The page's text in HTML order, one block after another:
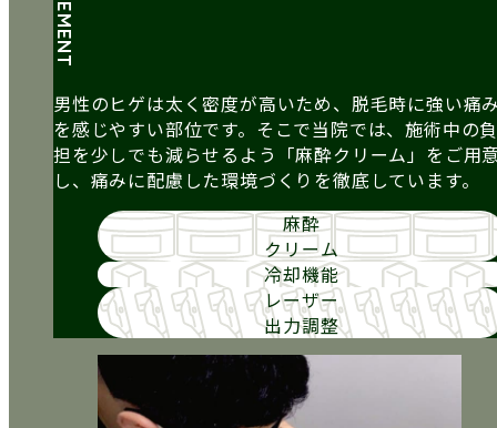
男性のヒゲは太く密度が高いため、脱毛時に強い痛
を感じやすい部位です。そこで当院では、施術中の
担を少しでも減らせるよう「麻酔クリーム」をご用
し、痛みに配慮した環境づくりを徹底しています。
麻酔
クリーム
冷却機能
レーザー
出力調整